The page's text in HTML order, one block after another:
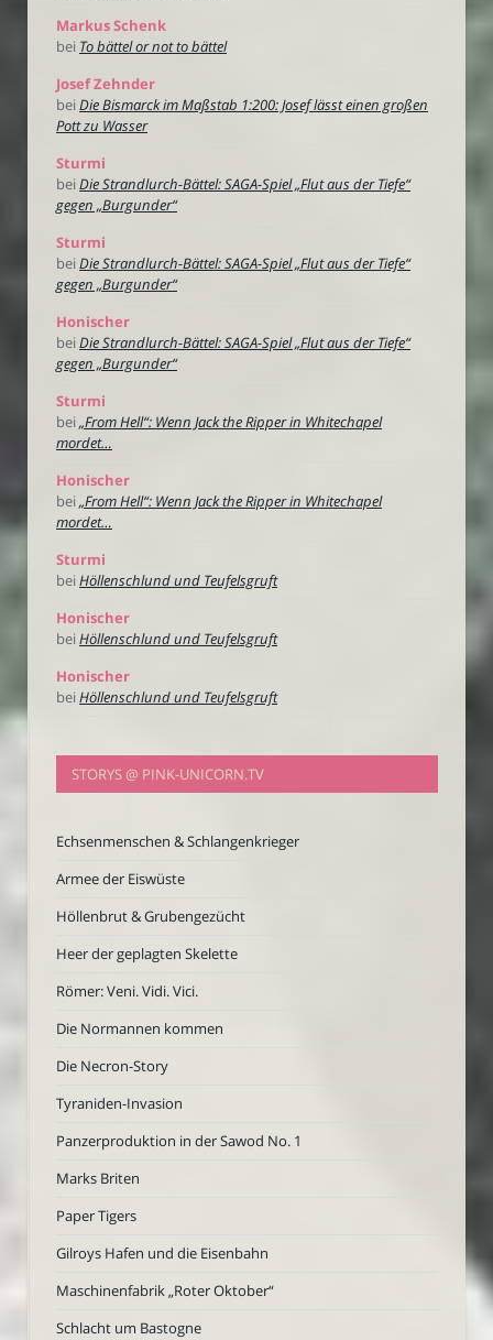
Markus Schenk
bei To bättel or not to bättel
Josef Zehnder
bei Die Bismarck im Maßstab 1:200: Josef lässt einen großen
Pott zu Wasser
Sturmi
bei Die Strandlurch-Bättel: SAGA-Spiel „Flut aus der Tiefe“
gegen „Burgunder“
Sturmi
bei Die Strandlurch-Bättel: SAGA-Spiel „Flut aus der Tiefe“
gegen „Burgunder“
Honischer
bei Die Strandlurch-Bättel: SAGA-Spiel „Flut aus der Tiefe“
gegen „Burgunder“
Sturmi
bei „From Hell“: Wenn Jack the Ripper in Whitechapel
mordet…
Honischer
bei „From Hell“: Wenn Jack the Ripper in Whitechapel
mordet…
Sturmi
bei Höllenschlund und Teufelsgruft
Honischer
bei Höllenschlund und Teufelsgruft
Honischer
bei Höllenschlund und Teufelsgruft
STORYS @ PINK-UNICORN.TV
Echsenmenschen & Schlangenkrieger
Armee der Eiswüste
Höllenbrut & Grubengezücht
Heer der geplagten Skelette
Römer: Veni. Vidi. Vici.
Die Normannen kommen
Die Necron-Story
Tyraniden-Invasion
Panzerproduktion in der Sawod No. 1
Marks Briten
Paper Tigers
Gilroys Hafen und die Eisenbahn
Maschinenfabrik „Roter Oktober“
Schlacht um Bastogne